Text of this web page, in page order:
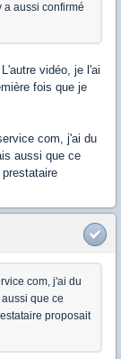
a aussi confirmé
vidéo, je l'ai
fois que je
com, j'ai du
aussi que ce
com, j'ai du
que ce
proposait